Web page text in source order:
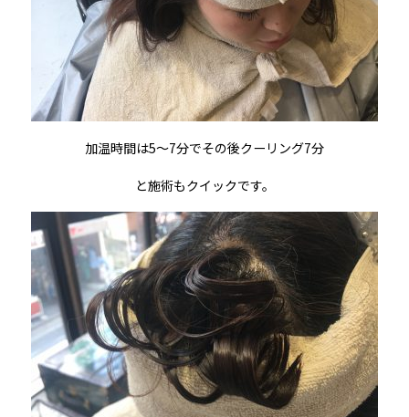
加温時間は5〜7分でその後クーリング7分
と施術もクイックです。